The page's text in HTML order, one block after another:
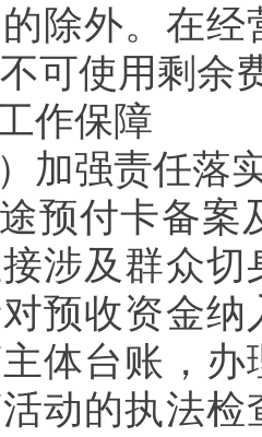
除外。在
可使用剩余
作保障
）加强责任落
预付卡备案
涉及群众
预收资金
体台账，
动的执法